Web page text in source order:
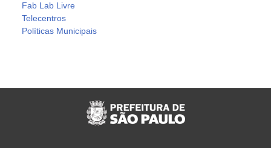
Fab Lab Livre
Telecentros
Políticas Municipais